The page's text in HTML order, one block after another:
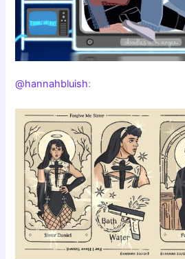
@hannahbluish: